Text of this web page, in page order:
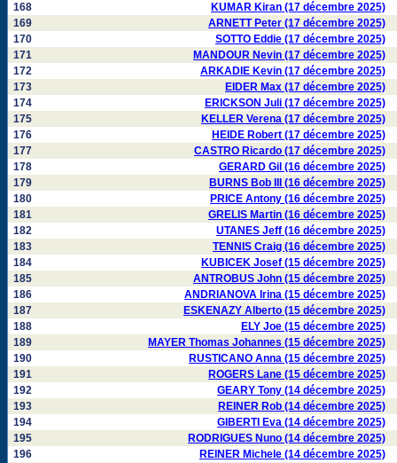
168
KUMAR Kiran (17 décembre 2025)
169
ARNETT Peter (17 décembre 2025)
170
SOTTO Eddie (17 décembre 2025)
171
MANDOUR Nevin (17 décembre 2025)
172
ARKADIE Kevin (17 décembre 2025)
173
EIDER Max (17 décembre 2025)
174
ERICKSON Juli (17 décembre 2025)
175
KELLER Verena (17 décembre 2025)
176
HEIDE Robert (17 décembre 2025)
177
CASTRO Ricardo (17 décembre 2025)
178
GERARD Gil (16 décembre 2025)
179
BURNS Bob III (16 décembre 2025)
180
PRICE Antony (16 décembre 2025)
181
GRELIS Martin (16 décembre 2025)
182
UTANES Jeff (16 décembre 2025)
183
TENNIS Craig (16 décembre 2025)
184
KUBICEK Josef (15 décembre 2025)
185
ANTROBUS John (15 décembre 2025)
186
ANDRIANOVA Irina (15 décembre 2025)
187
ESKENAZY Alberto (15 décembre 2025)
188
ELY Joe (15 décembre 2025)
189
MAYER Thomas Johannes (15 décembre 2025)
190
RUSTICANO Anna (15 décembre 2025)
191
ROGERS Lane (15 décembre 2025)
192
GEARY Tony (14 décembre 2025)
193
REINER Rob (14 décembre 2025)
194
GIBERTI Eva (14 décembre 2025)
195
RODRIGUES Nuno (14 décembre 2025)
196
REINER Michele (14 décembre 2025)